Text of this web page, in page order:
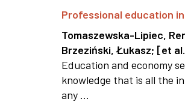
Professional education
Tomaszewska-Lipiec,
Brzeziński, Łukasz; [et
Education and economy
knowledge that is all the
any ...